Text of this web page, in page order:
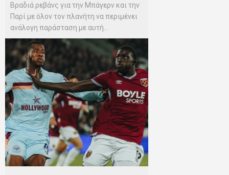
Βραδιά ρεβάνς για την Μπάγερν και την
Παρί με όλον τον πλανήτη να περιμένει
ανάλογη παράσταση με αυτή...